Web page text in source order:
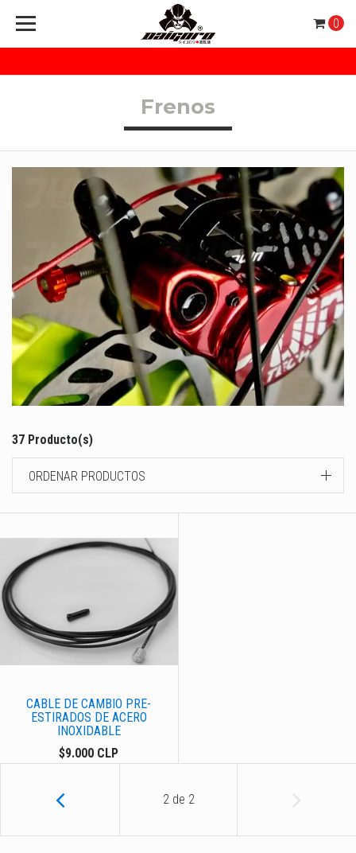
0
Frenos
37 Producto(s)
ORDENAR PRODUCTOS
CABLE DE CAMBIO PRE-
ESTIRADOS DE ACERO
INOXIDABLE
$9.000 CLP
2 de 2